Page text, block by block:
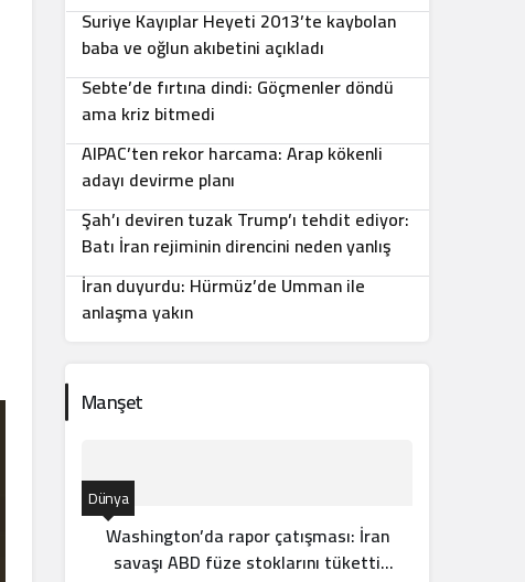
Suriye Kayıplar Heyeti 2013’te kaybolan
baba ve oğlun akıbetini açıkladı
7
Sebte’de fırtına dindi: Göçmenler döndü
ama kriz bitmedi
8
AIPAC’ten rekor harcama: Arap kökenli
adayı devirme planı
9
Şah’ı deviren tuzak Trump’ı tehdit ediyor:
Batı İran rejiminin direncini neden yanlış
anlıyor
10
İran duyurdu: Hürmüz’de Umman ile
anlaşma yakın
Manşet
Dünya
Washington’da rapor çatışması: İran
savaşı ABD füze stoklarını tüketti